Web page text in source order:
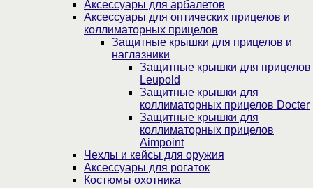
Аксессуары для арбалетов
Аксессуары для оптических прицелов и
коллиматорных прицелов
Защитные крышки для прицелов и
наглазники
Защитные крышки для прицелов
Leupold
Защитные крышки для
коллиматорных прицелов Docter
Защитные крышки для
коллиматорных прицелов
Aimpoint
Чехлы и кейсы для оружия
Аксессуары для рогаток
Костюмы охотника